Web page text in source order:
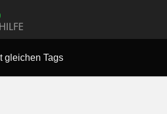
gleichen Tags